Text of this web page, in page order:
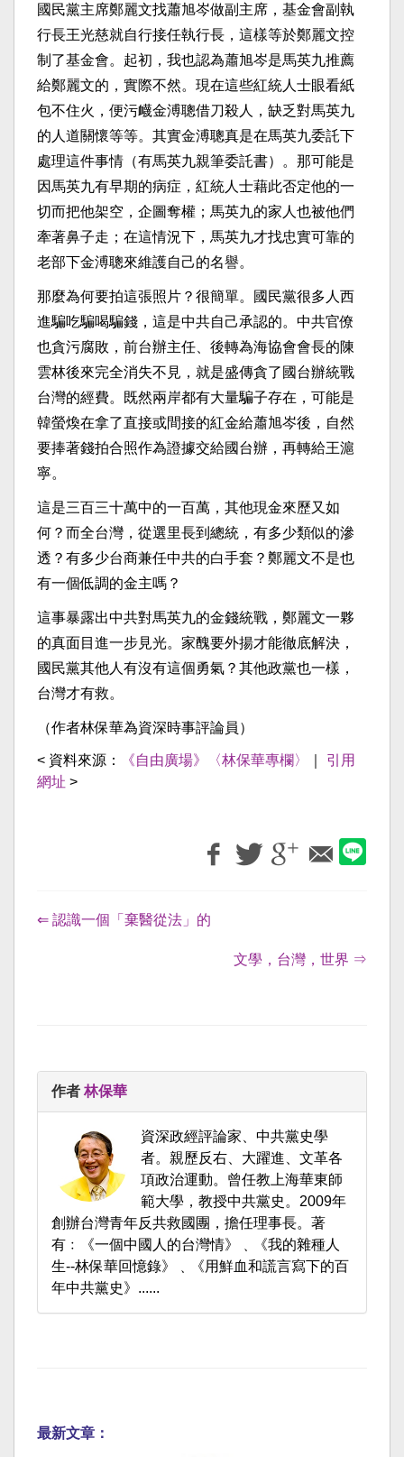
國民黨主席鄭麗文找蕭旭岑做副主席，基金會副執
行長王光慈就自行接任執行長，這樣等於鄭麗文控
制了基金會。起初，我也認為蕭旭岑是馬英九推薦
給鄭麗文的，實際不然。現在這些紅統人士眼看紙
包不住火，便污衊金溥聰借刀殺人，缺乏對馬英九
的人道關懷等等。其實金溥聰真是在馬英九委託下
處理這件事情（有馬英九親筆委託書）。那可能是
因馬英九有早期的病症，紅統人士藉此否定他的一
切而把他架空，企圖奪權；馬英九的家人也被他們
牽著鼻子走；在這情況下，馬英九才找忠實可靠的
老部下金溥聰來維護自己的名譽。
那麼為何要拍這張照片？很簡單。國民黨很多人西
進騙吃騙喝騙錢，這是中共自己承認的。中共官僚
也貪污腐敗，前台辦主任、後轉為海協會會長的陳
雲林後來完全消失不見，就是盛傳貪了國台辦統戰
台灣的經費。既然兩岸都有大量騙子存在，可能是
韓螢煥在拿了直接或間接的紅金給蕭旭岑後，自然
要捧著錢拍合照作為證據交給國台辦，再轉給王滬
寧。
這是三百三十萬中的一百萬，其他現金來歷又如
何？而全台灣，從選里長到總統，有多少類似的滲
透？有多少台商兼任中共的白手套？鄭麗文不是也
有一個低調的金主嗎？
這事暴露出中共對馬英九的金錢統戰，鄭麗文一夥
的真面目進一步見光。家醜要外揚才能徹底解決，
國民黨其他人有沒有這個勇氣？其他政黨也一樣，
台灣才有救。
（作者林保華為資深時事評論員）
< 資料來源： 《自由廣場》〈林保華專欄〉
引用
網址 >
⇐ 認識一個「棄醫從法」的
文學，台灣，世界 ⇒
作者 林保華
資深政經評論家、中共黨史學
者。親歷反右、大躍進、文革各
項政治運動。曾任教上海華東師
範大學，教授中共黨史。2009年
創辦台灣青年反共救國團，擔任理事長。著
有﹕《一個中國人的台灣情》﹑《我的雜種人
生--林保華回憶錄》﹑《用鮮血和謊言寫下的百
年中共黨史》......
最新文章：